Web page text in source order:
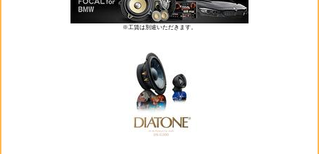
※工賃は別途いただきます。